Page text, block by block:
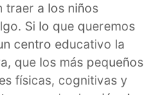
traer a los niños
Si lo que queremos
centro educativo la
que los más pequeños
físicas, cognitivas y